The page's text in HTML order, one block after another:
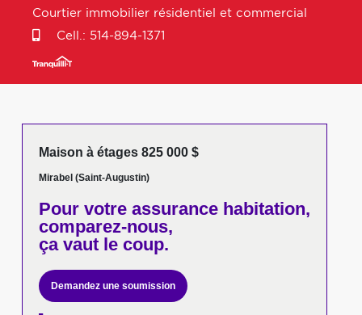
Courtier immobilier résidentiel et commercial
Cell.: 514-894-1371
Maison à étages 825 000 $
Mirabel (Saint-Augustin)
Pour votreassurance habitation,
comparez-nous,
ça vaut le coup.
Demandez une soumission